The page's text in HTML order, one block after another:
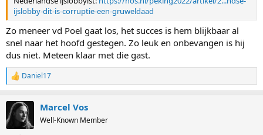
ijslobby-dit-is-corruptie-een-gruweldaad
Zo meneer vd Poel gaat los, het succes is hem blijkbaar al
snel naar het hoofd gestegen. Zo leuk en onbevangen is hij
dus niet. Meteen klaar met die gast.
R
e
c
t
Daniel17
Marcel Vos
Well-Known Member